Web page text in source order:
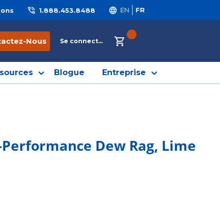
1.888.453.8488 EN FR
Nous Se connecter
Blogue Entreprise
Dew Rag, Lime